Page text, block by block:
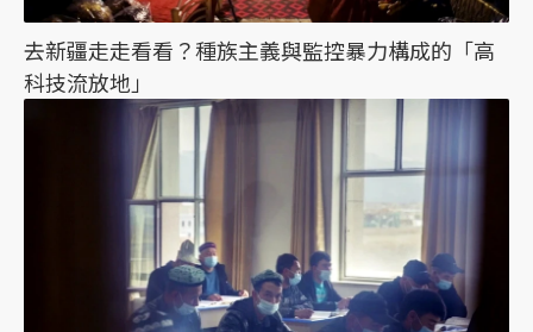
去新疆走走看看？種族主義與監控暴力構成的「高
科技流放地」